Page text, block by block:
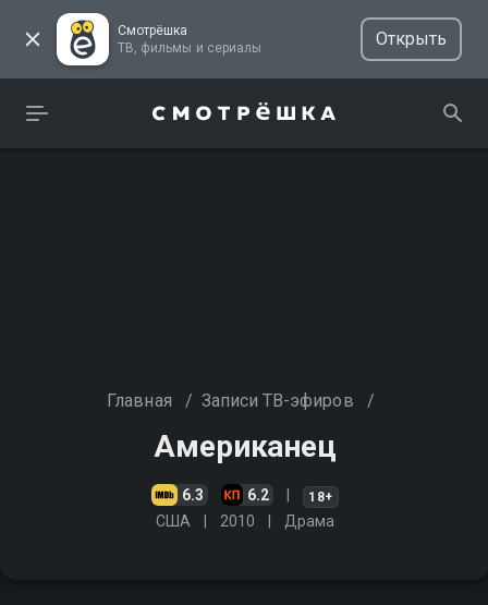
Смотрёшка
ТВ, фильмы и сериалы
Открыть
Главная / Записи ТВ-эфиров /
Американец
6.3 6.2 18+
США 2010 Драма